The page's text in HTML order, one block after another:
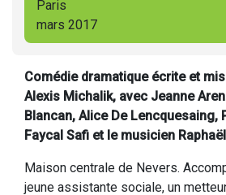
Paris
mars 2017
Comédie dramatique écrite et
Alexis Michalik, avec Jeanne
Blancan, Alice De Lencquesaing,
Faycal Safi et le musicien
Maison centrale de Nevers.
jeune assistante sociale, un